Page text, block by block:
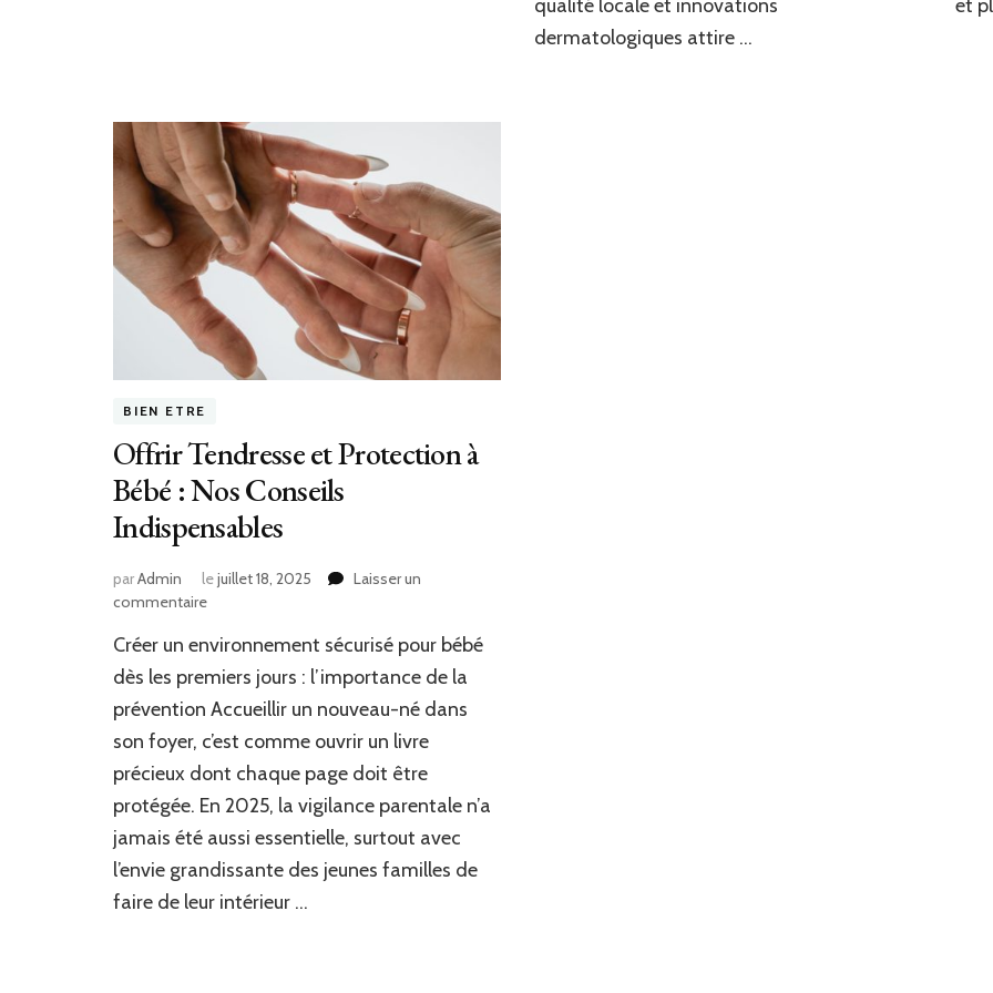
qualité locale et innovations
dermatologiques attire …
et
BIEN ETRE
Offrir Tendresse et Protection à
Bébé : Nos Conseils
Indispensables
parAdmin lejuillet 18, 2025
Laisser un
commentairesur
Tendresse
et
Protection
à
Bébé
Nos
Conseils
Indispensables
Créer un environnement sécurisé pour bébé
dès les premiers jours : l’importance de la
prévention Accueillir un nouveau-né dans
son foyer, c’est comme ouvrir un livre
précieux dont chaque page doit être
protégée. En 2025, la vigilance parentale n’a
jamais été aussi essentielle, surtout avec
l’envie grandissante des jeunes familles de
faire de leur intérieur …